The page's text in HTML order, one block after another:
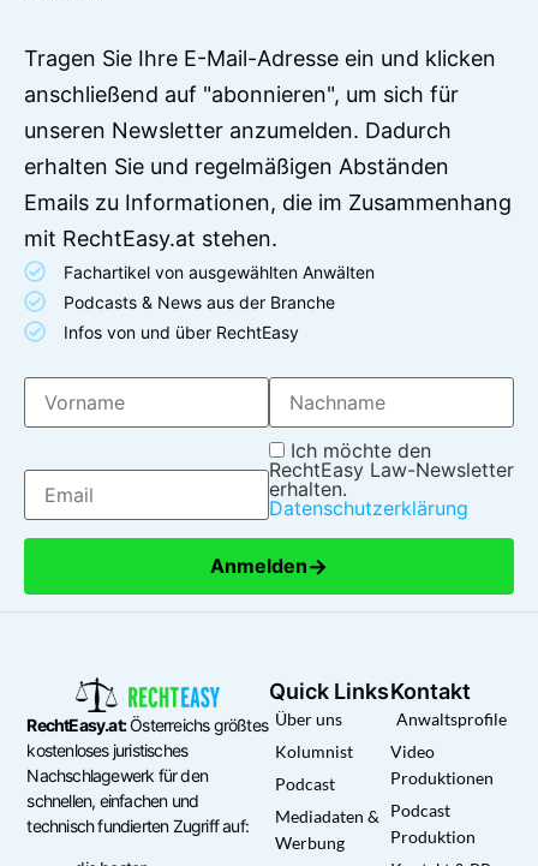
Tragen Sie Ihre E-Mail-Adresse ein und klicken
anschließend auf "abonnieren", um sich für
unseren Newsletter anzumelden. Dadurch
erhalten Sie und regelmäßigen Abständen
Emails zu Informationen, die im Zusammenhang
mit RechtEasy.at stehen.
Fachartikel von ausgewählten Anwälten
Podcasts & News aus der Branche
Infos von und über RechtEasy
Ich möchte den
RechtEasy Law-Newsletter
erhalten.
Datenschutzerklärung
Anmelden→
RechtEasy.at:Österreichs größtes
kostenloses juristisches
Nachschlagewerk für den
schnellen, einfachen und
technisch fundierten Zugriff auf:
Quick Links
Über uns
Kolumnist
Podcast
Mediadaten &
Werbung
Kontakt
Anwaltsprofile
Video
Produktionen
Podcast
Produktion